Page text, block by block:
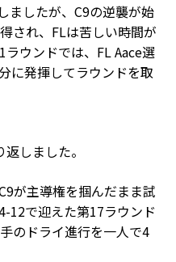
ましたが、C9の逆襲が始
され、FLは苦しい時間が
ウンドでは、FL Aace選
に発揮してラウンドを取
しました。
が主導権を掴んだまま試
12で迎えた第17ラウンド
のドライ進行を一人で4